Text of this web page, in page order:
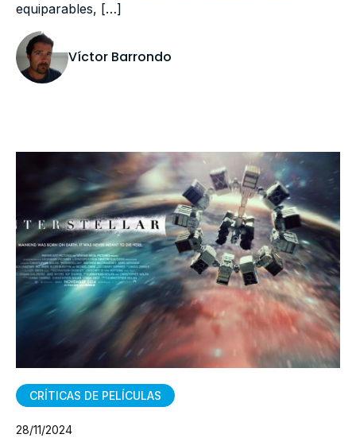
equiparables, […]
Víctor Barrondo
CRÍTICAS DE PELÍCULAS
28/11/2024